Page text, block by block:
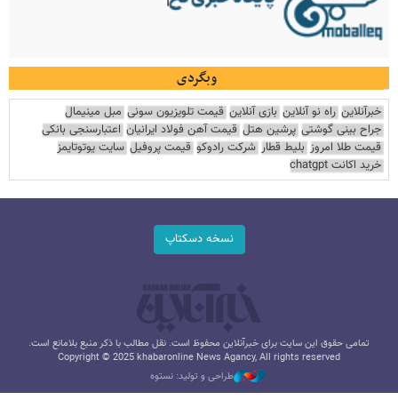
وبگردی
خبرآنلاین راه نو آنلاین بازی آنلاین قیمت تلویزیون سونی مبل مینیمال
جراح بینی گوشتی پرشین هتل قیمت آهن فولاد ایرانیان اعتبارسنجی بانکی
قیمت طلا امروز بلیط قطار شرکت رادوکو قیمت پروفیل سایت یوتوتایمز
خرید اکانت chatgpt
نسخه دسکتاپ
تمامی حقوق این سایت برای خبرآنلاین محفوظ است. نقل مطالب با ذکر منبع بلامانع است.
Copyright © 2025 khabaronline News Agancy, All rights reserved
طراحی و تولید: نستوه